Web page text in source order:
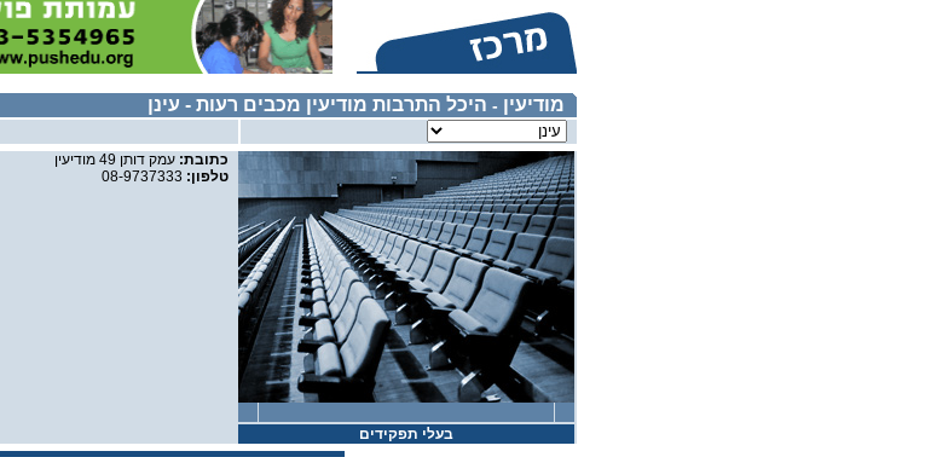
מודיעין - היכל התרבות מודיעין מכבים רעות - עינן
כתובת: עמק דותן 49 מודיעין
טלפון: 08-9737333
בעלי תפקידים